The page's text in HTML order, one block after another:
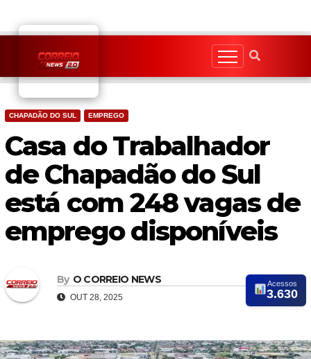
content
CHAPADÃO DO SUL EMPREGO
Casa do Trabalhador
de Chapadão do Sul
está com 248 vagas de
emprego disponíveis
By O CORREIO NEWS
OUT 28, 2025
Acessos
3.630